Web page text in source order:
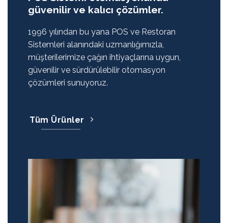
güvenilir ve kalıcı çözümler.
1996 yılından bu yana POS ve Restoran
Sistemleri alanındaki uzmanlığımızla,
müşterilerimize çağın ihtiyaçlarına uygun,
güvenilir ve sürdürülebilir otomasyon
çözümleri sunuyoruz.
Tüm Ürünler